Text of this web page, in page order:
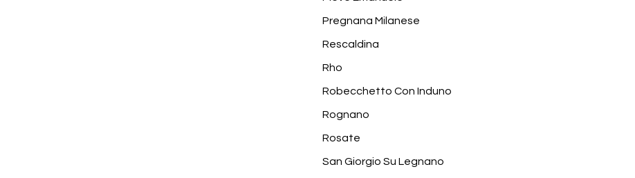
Pregnana Milanese
Rescaldina
Rho
Robecchetto Con Induno
Rognano
Rosate
San Giorgio Su Legnano